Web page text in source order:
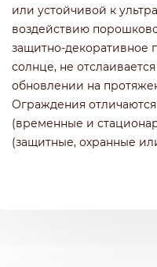
или устойчивой к
воздействию
защитно-декоративное
солнце, не
обновлении на
Ограждения
(временные и
(защитные, охранные